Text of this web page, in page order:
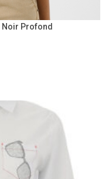
Noir Profond